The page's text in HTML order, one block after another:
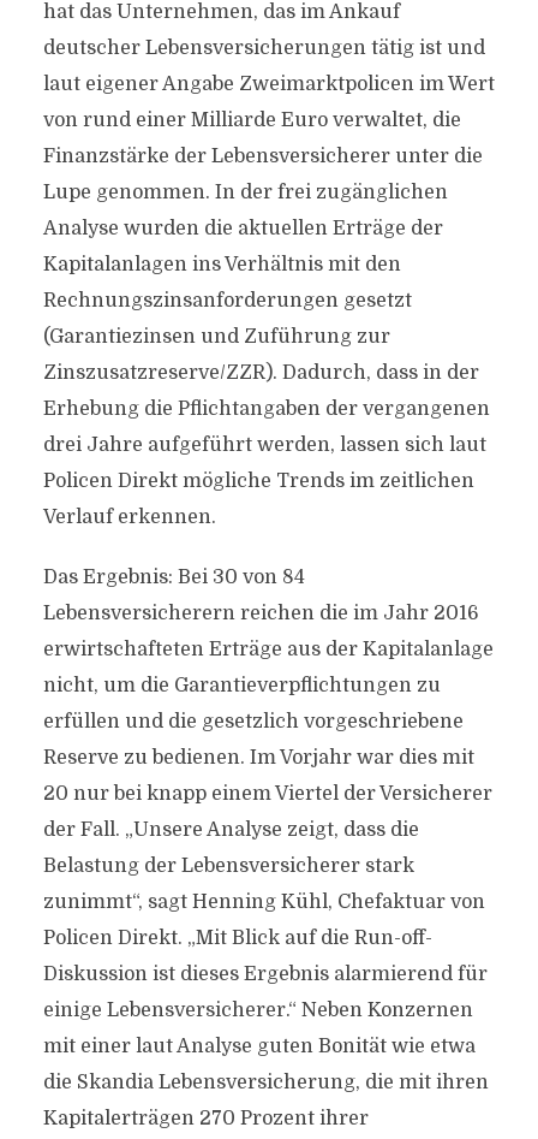
hat das Unternehmen, das im Ankauf
deutscher Lebensversicherungen tätig ist und
laut eigener Angabe Zweimarktpolicen im Wert
von rund einer Milliarde Euro verwaltet, die
Finanzstärke der Lebensversicherer unter die
Lupe genommen. In der frei zugänglichen
Analyse wurden die aktuellen Erträge der
Kapitalanlagen ins Verhältnis mit den
Rechnungszinsanforderungen gesetzt
(Garantiezinsen und Zuführung zur
Zinszusatzreserve/ZZR). Dadurch, dass in der
Erhebung die Pflichtangaben der vergangenen
drei Jahre aufgeführt werden, lassen sich laut
Policen Direkt mögliche Trends im zeitlichen
Verlauf erkennen.
Das Ergebnis: Bei 30 von 84
Lebensversicherern reichen die im Jahr 2016
erwirtschafteten Erträge aus der Kapitalanlage
nicht, um die Garantieverpflichtungen zu
erfüllen und die gesetzlich vorgeschriebene
Reserve zu bedienen. Im Vorjahr war dies mit
20 nur bei knapp einem Viertel der Versicherer
der Fall. „Unsere Analyse zeigt, dass die
Belastung der Lebensversicherer stark
zunimmt“, sagt Henning Kühl, Chefaktuar von
Policen Direkt. „Mit Blick auf die Run-off-
Diskussion ist dieses Ergebnis alarmierend für
einige Lebensversicherer.“ Neben Konzernen
mit einer laut Analyse guten Bonität wie etwa
die Skandia Lebensversicherung, die mit ihren
Kapitalerträgen 270 Prozent ihrer